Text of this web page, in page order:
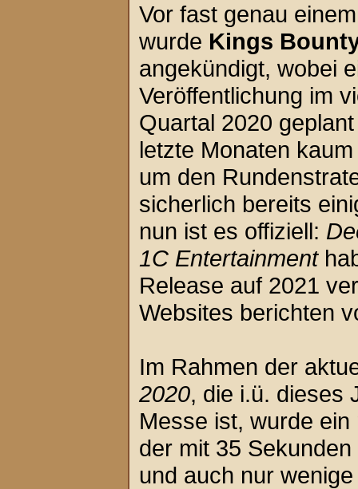
Vor fast genau
wurde Kings
angekündigt, wobei
Veröffentlichung im
Quartal 2020
letzte Monaten
um den
sicherlich bereits
nun ist es offiziell:
1C Entertainment
Release auf 2021
Websites berichten
Im Rahmen der
2020, die i.ü. dieses
Messe ist, wurde
der mit 35
und auch nur